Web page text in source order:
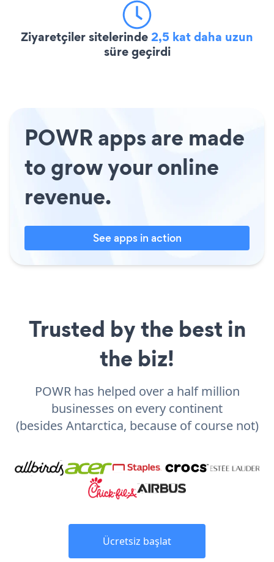
Ziyaretçiler sitelerinde2,5 kat daha uzun
süre geçirdi
POWR apps are made
to grow your online
revenue.
See apps in action
Trusted by the best in
the biz!
POWR has helped over a half million
businesses on every continent
(besides Antarctica, because of course not)
Ücretsiz başlat